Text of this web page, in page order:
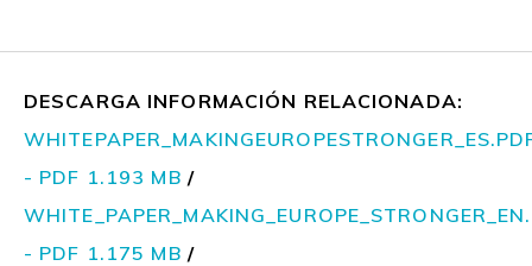
DESCARGA INFORMACIÓN RELACIONADA:
- PDF 1.193 MB /
- PDF 1.175 MB /